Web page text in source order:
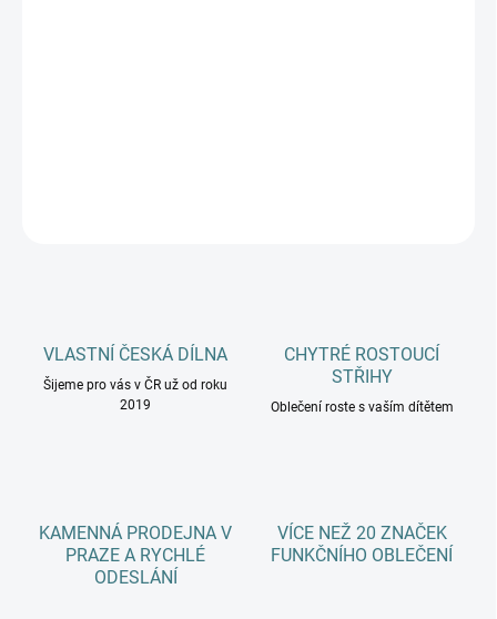
VLASTNÍ ČESKÁ DÍLNA
Šijeme pro vás v ČR už od roku
2019
CHYTRÉ ROSTOUCÍ
STŘIHY
Oblečení roste s vaším dítětem
KAMENNÁ PRODEJNA V
PRAZE A RYCHLÉ
ODESLÁNÍ
VÍCE NEŽ 20 ZNAČEK
FUNKČNÍHO OBLEČENÍ